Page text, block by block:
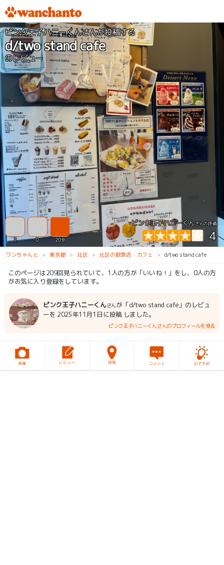
ピンク王子ハニーくんさんが投稿する
d/two stand cafe
のレビュー
ピンク王子ハニーくんさんの評価
4
1 0 209
ワンちゃんと 東京都 北区 北区の飲食店・カフェ d/two stand cafe
このページは209回見られていて、1人の方が「いいね！」をし、0人の方
がお気に入り登録をしています。
ピンク王子ハニーくんさんが「d/two stand cafe」のレビュ
ーを 2025年11月1日に投稿 しました。
ピンク王子ハニーくんさんのプロフィールを見る
画像 レビュー 情報 コメント おすすめ